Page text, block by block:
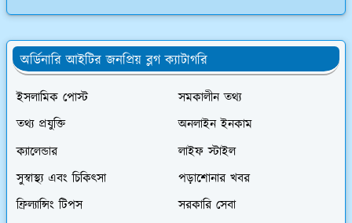
অর্ডিনারি আইটির জনপ্রিয় ব্লগ ক্যাটাগরি
ইসলামিক পোস্ট
সমকালীন তথ্য
তথ্য প্রযুক্তি
অনলাইন ইনকাম
ক্যালেন্ডার
লাইফ স্টাইল
সুস্বাস্থ্য এবং চিকিৎসা
পড়াশোনার খবর
ফ্রিল্যান্সিং টিপস
সরকারি সেবা